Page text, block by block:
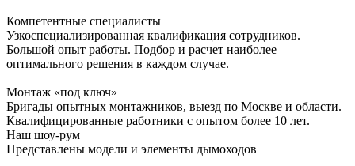
Компетентные специалисты
Узкоспециализированная квалификация сотрудников.
Большой опыт работы. Подбор и расчет наиболее
оптимального решения в каждом случае.
Монтаж «под ключ»
Бригады опытных монтажников, выезд по Москве и области.
Квалифицированные работники с опытом более 10 лет.
Наш шоу-рум
Представлены модели и элементы дымоходов